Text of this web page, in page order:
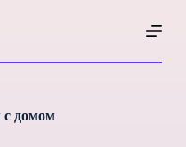
с домом